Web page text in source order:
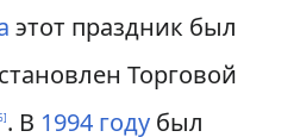
этот праздник был
Торговой
]. В 1994 годубыл